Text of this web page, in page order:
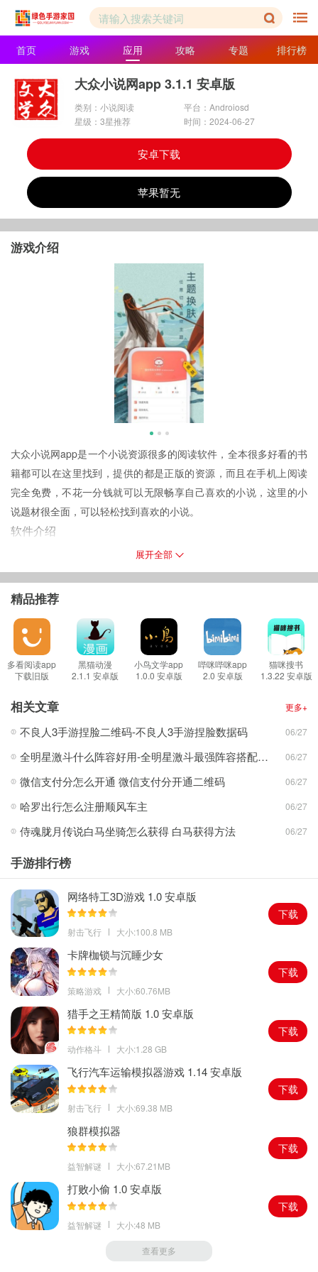
首页 游戏 应用 攻略 专题 排行榜
大众小说网app 3.1.1 安卓版
类别：小说阅读
平台：Androiosd
星级：3星推荐
时间：2024-06-27
安卓下载
苹果暂无
游戏介绍
大众小说网app是一个小说资源很多的阅读软件，全本很多好看的书
籍都可以在这里找到，提供的都是正版的资源，而且在手机上阅读
完全免费，不花一分钱就可以无限畅享自己喜欢的小说，这里的小
说题材很全面，可以轻松找到喜欢的小说。
软件介绍
大众小说网app是一款免费的手机小说阅读器，这里整合了全网海量
的小说排行榜，通过榜单可以知道其他书友都在读什么小说，推荐
的都将是最好的。
大众小说网亮点
1、大众小说网是广大书友值得收藏的小说阅读神器，这里收录了当
下最火小说资源;
2、海量小说极速更新，免费提供最新的章节，高质量的阅读环境带
来视觉上的享受;
什么分类就好了。
大众小说网特色
1、大众小说网支持在线阅读，汇聚了玄幻、言情、都市等超多大家
喜欢看的小说;
快速匹配检索;
3、看书阅读都非常的方便，喜欢的小说可以收藏到书架，也可以直
接缓存到本地。
展开全部
精品推荐
多看阅读app
下载旧版
黑猫动漫
2.1.1 安卓版
小鸟文学app
1.0.0 安卓版
哔咪哔咪app
2.0 安卓版
猫咪搜书
1.3.22 安卓版
相关文章 更多+
不良人3手游捏脸二维码-不良人3手游捏脸数据码 06/27
全明星激斗什么阵容好用-全明星激斗最强阵容搭配推荐 06/27
微信支付分怎么开通 微信支付分开通二维码 06/27
哈罗出行怎么注册顺风车主 06/27
侍魂胧月传说白马坐骑怎么获得 白马获得方法 06/27
手游排行榜
网络特工3D游戏 1.0 安卓版
射击飞行 大小:100.8 MB
下载
卡牌枷锁与沉睡少女
策略游戏 大小:60.76MB
下载
猎手之王精简版 1.0 安卓版
动作格斗 大小:1.28 GB
下载
飞行汽车运输模拟器游戏 1.14 安卓版
射击飞行 大小:69.38 MB
下载
狼群模拟器
益智解谜 大小:67.21MB
下载
打败小偷 1.0 安卓版
益智解谜 大小:48 MB
下载
查看更多